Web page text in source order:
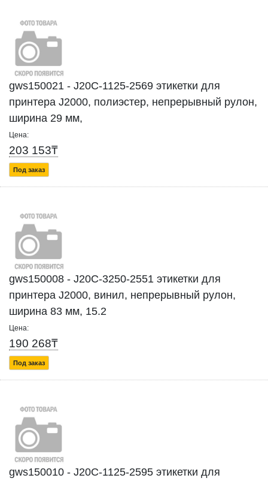
gws150021 - J20C-1125-2569 этикетки для
принтера J2000, полиэстер, непрерывный рулон,
ширина 29 мм,
Цена:
203 153₸
Под заказ
gws150008 - J20C-3250-2551 этикетки для
принтера J2000, винил, непрерывный рулон,
ширина 83 мм, 15.2
Цена:
190 268₸
Под заказ
gws150010 - J20C-1125-2595 этикетки для